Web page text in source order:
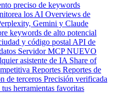
preciso de keywords
los AI Overviews de
Gemini y Claude
keywords de alto potencial
y código postal API de
Servidor MCPNUEVO
asistente de IA Share of
Reportes Reportes de
de terceros Precisión verificada
herramientas favoritas